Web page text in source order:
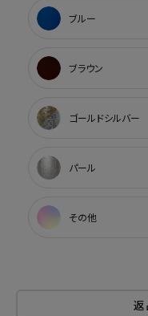
ブルー
ブラウン
ゴールドシルバー
パール
その他
返